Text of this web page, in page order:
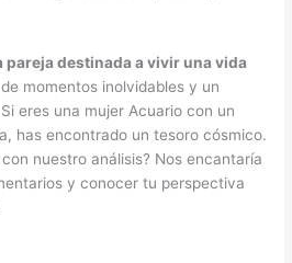
pareja destinada a vivir una vida
momentos inolvidables y un
eres una mujer Acuario con un
has encontrado un tesoro cósmico.
nuestro análisis? Nos encantaría
y conocer tu perspectiva